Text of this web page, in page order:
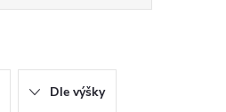
Dle výšky